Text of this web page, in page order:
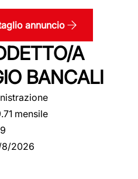
annuncio
A
BANCALI
mensile
2026